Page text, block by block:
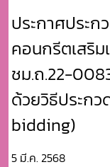
ประกาศประก
คอนกรีตเสริ
ชม.ถ.22-
ด้วยวิธีประก
bidding)
5 มี.ค. 2568